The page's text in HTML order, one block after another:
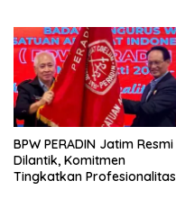
BPW PERADIN Jatim Resmi
Dilantik, Komitmen
Tingkatkan Profesionalitas